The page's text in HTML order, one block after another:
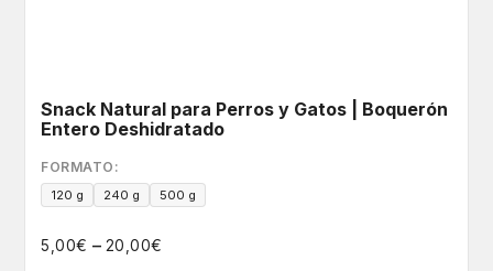
Snack Natural para Perros y Gatos | Boquerón
Entero Deshidratado
FORMATO:
120 g 240 g 500 g
5,00€ – 20,00€